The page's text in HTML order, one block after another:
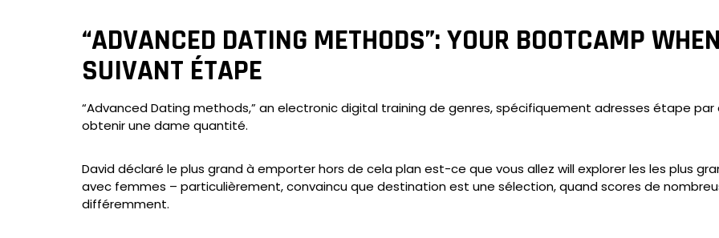
“ADVANCED DATING METHODS”: YOUR BOOTCAMP
SUIVANT ÉTAPE
“Advanced Dating methods,” an electronic digital training de genres, spécifiquement adresses étape
obtenir une dame quantité.
David déclaré le plus grand à emporter hors de cela plan est-ce que vous allez will explorer les les plus
avec femmes – particulièrement, convaincu que destination est une sélection, quand scores de
différemment.